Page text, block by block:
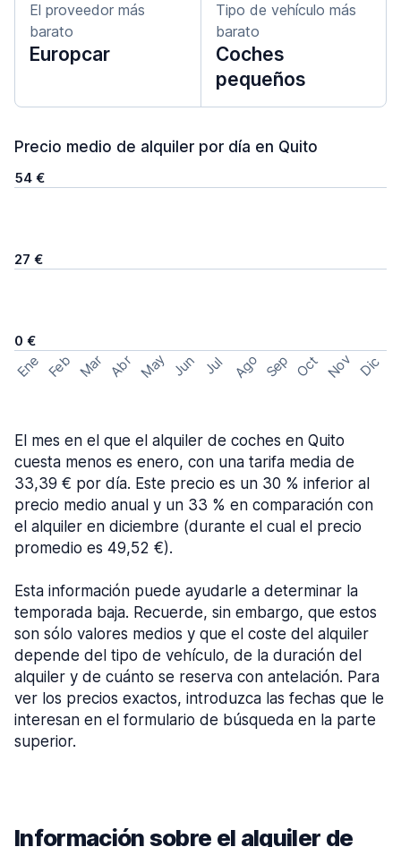
El proveedor más
barato
Europcar
Tipo de vehículo más
barato
Coches
pequeños
Precio medio de alquiler por día en Quito
54 €
27 €
0 €
Ene Feb Mar Abr May Jun Jul Ago Sep Oct Nov Dic
El mes en el que el alquiler de coches en Quito
cuesta menos es enero, con una tarifa media de
33,39 € por día. Este precio es un 30 % inferior al
precio medio anual y un 33 % en comparación con
el alquiler en diciembre (durante el cual el precio
promedio es 49,52 €).
Esta información puede ayudarle a determinar la
temporada baja. Recuerde, sin embargo, que estos
son sólo valores medios y que el coste del alquiler
depende del tipo de vehículo, de la duración del
alquiler y de cuánto se reserva con antelación. Para
ver los precios exactos, introduzca las fechas que le
interesan en el formulario de búsqueda en la parte
superior.
Información sobre el alquiler de